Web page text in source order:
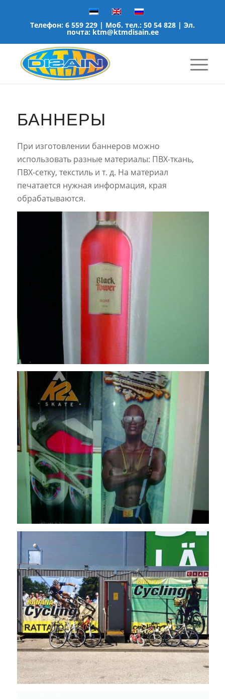
Телефон: 6 559 229 | Моб. тел.: 50 54 828 | Эл.
почта: ktm@ktmdisain.ee
БАННЕРЫ
При изготовлении баннеров можно
использовать разные материалы: ПВХ-ткань,
ПВХ-сетку, текстиль и т. д. На материал
печатается нужная информация, края
обрабатываются.